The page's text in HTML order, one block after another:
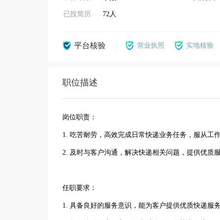
已投简历 72人
平台核验 营业执照 实地核验
职位描述
岗位职责：
1. 吃苦耐劳，高效完成日常快递业务任务，服从工作
2. 及时与客户沟通，解决快递相关问题，提供优质服
任职要求：
1. 具备良好的服务意识，能为客户提供优质快递服务